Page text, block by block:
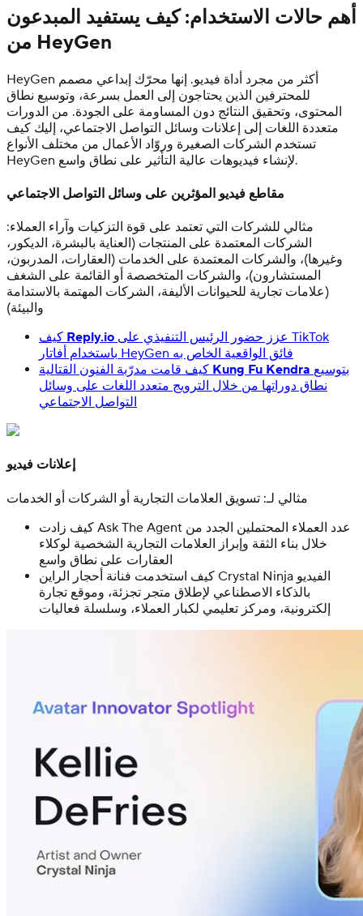
أهم حالات الاستخدام: كيف يستفيد المبدعون
من HeyGen
HeyGen أكثر من مجرد أداة فيديو. إنها محرّك إبداعي مصمم
للمحترفين الذين يحتاجون إلى العمل بسرعة، وتوسيع نطاق
المحتوى، وتحقيق النتائج دون المساومة على الجودة. من الدورات
متعددة اللغات إلى إعلانات وسائل التواصل الاجتماعي، إليك كيف
تستخدم الشركات الصغيرة وروّاد الأعمال من مختلف الأنواع
HeyGen لإنشاء فيديوهات عالية التأثير على نطاق واسع.
مقاطع فيديو المؤثرين على وسائل التواصل الاجتماعي
مثالي للشركات التي تعتمد على قوة التزكيات وآراء العملاء:
الشركات المعتمدة على المنتجات (العناية بالبشرة، الديكور،
وغيرها)، والشركات المعتمدة على الخدمات (العقارات، المدربون،
المستشارون)، والشركات المتخصصة أو القائمة على الشغف
(علامات تجارية للحيوانات الأليفة، الشركات المهتمة بالاستدامة
والبيئة)
Reply.io
باستخدام أفاتار HeyGen فائق الواقعية الخاص به
Kung Fu Kendra
نطاق دوراتها من خلال الترويج متعدد اللغات على وسائل
التواصل الاجتماعي
إعلانات فيديو
مثالي لـ: تسويق العلامات التجارية أو الشركات أو الخدمات
كيف زادت Ask The Agent عدد العملاء المحتملين الجدد من
خلال بناء الثقة وإبراز العلامات التجارية الشخصية لوكلاء
العقارات على نطاق واسع
كيف استخدمت فنانة أحجار الراين Crystal Ninja الفيديو
بالذكاء الاصطناعي لإطلاق متجر تجزئة، وموقع تجارة
إلكترونية، ومركز تعليمي لكبار العملاء، وسلسلة فعاليات